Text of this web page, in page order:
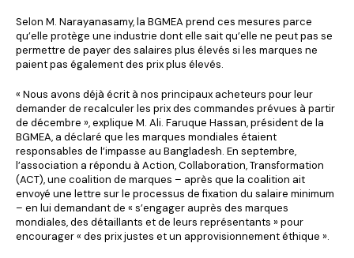
Selon M. Narayanasamy, la BGMEA prend ces mesures parce
qu’elle protège une industrie dont elle sait qu’elle ne peut pas se
permettre de payer des salaires plus élevés si les marques ne
paient pas également des prix plus élevés.
« Nous avons déjà écrit à nos principaux acheteurs pour leur
demander de recalculer les prix des commandes prévues à partir
de décembre », explique M. Ali. Faruque Hassan, président de la
BGMEA, a déclaré que les marques mondiales étaient
responsables de l’impasse au Bangladesh. En septembre,
l’association a répondu à Action, Collaboration, Transformation
(ACT), une coalition de marques – après que la coalition ait
envoyé une lettre sur le processus de fixation du salaire minimum
– en lui demandant de « s’engager auprès des marques
mondiales, des détaillants et de leurs représentants » pour
encourager « des prix justes et un approvisionnement éthique ».